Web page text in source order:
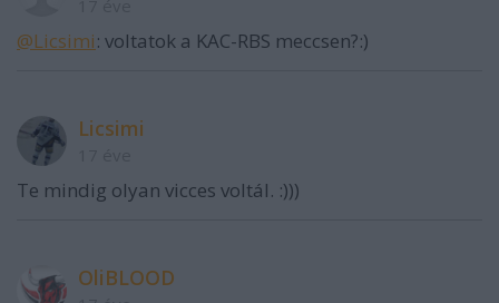
@Licsimi: voltatok a KAC-RBS meccsen?:)
Licsimi
Te mindig olyan vicces voltál. :)))
OliBLOOD